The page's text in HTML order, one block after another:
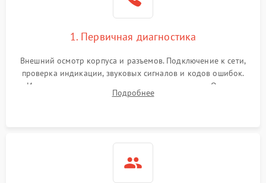
1. Первичная диагностика
Внешний осмотр корпуса и разъемов. Подключение к сети,
проверка индикации, звуковых сигналов и кодов ошибок.
Измерение входного и выходного напряжения. Оценка
реакции ИБП на отключение основного питания без
Подробнее